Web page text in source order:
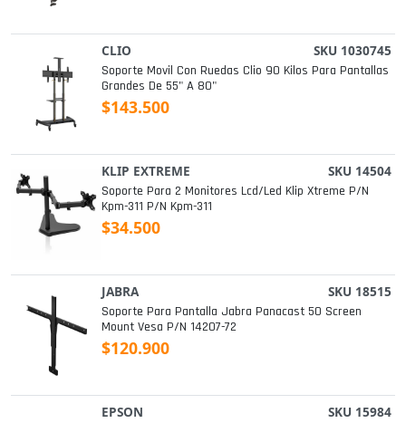
CLIO SKU 1030745
Soporte Movil Con Ruedas Clio 90 Kilos Para Pantallas
Grandes De 55" A 80"
$143.500
KLIP EXTREME SKU 14504
Soporte Para 2 Monitores Lcd/led Klip Xtreme P/n
Kpm-311 P/n Kpm-311
$34.500
JABRA SKU 18515
Soporte Para Pantalla Jabra Panacast 50 Screen
Mount Vesa P/n 14207-72
$120.900
EPSON SKU 15984